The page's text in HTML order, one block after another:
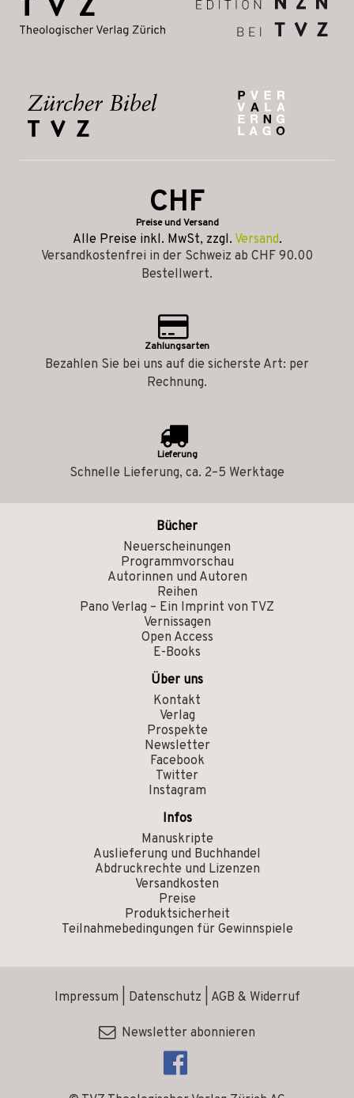
CHF
Preise und Versand
Alle Preise inkl. MwSt, zzgl. Versand.
Versandkostenfrei in der Schweiz ab CHF 90.00
Bestellwert.
Zahlungsarten
Bezahlen Sie bei uns auf die sicherste Art: per
Rechnung.
Lieferung
Schnelle Lieferung, ca. 2–5 Werktage
Bücher
Neuerscheinungen
Programmvorschau
Autorinnen und Autoren
Reihen
Pano Verlag – Ein Imprint von TVZ
Vernissagen
Open Access
E-Books
Über uns
Kontakt
Verlag
Prospekte
Newsletter
Facebook
Twitter
Instagram
Infos
Manuskripte
Auslieferung und Buchhandel
Abdruckrechte und Lizenzen
Versandkosten
Preise
Produktsicherheit
Teilnahmebedingungen für Gewinnspiele
Impressum Datenschutz AGB & Widerruf
Newsletter abonnieren